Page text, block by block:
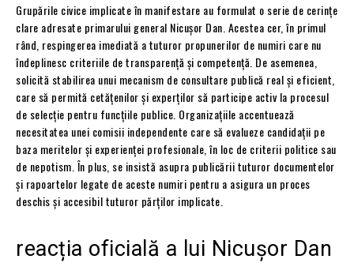
Grupările civice implicate în manifestare au formulat o serie de cerințe
clare adresate primarului general Nicușor Dan. Acestea cer, în primul
rând, respingerea imediată a tuturor propunerilor de numiri care nu
îndeplinesc criteriile de transparență și competență. De asemenea,
solicită stabilirea unui mecanism de consultare publică real și eficient,
care să permită cetățenilor și experților să participe activ la procesul
de selecție pentru funcțiile publice. Organizațiile accentuează
necesitatea unei comisii independente care să evalueze candidații pe
baza meritelor și experienței profesionale, în loc de criterii politice sau
de nepotism. În plus, se insistă asupra publicării tuturor documentelor
și rapoartelor legate de aceste numiri pentru a asigura un proces
deschis și accesibil tuturor părților implicate.
reacția oficială a lui Nicușor Dan